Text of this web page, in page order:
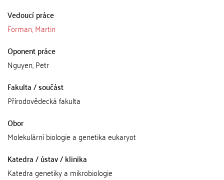
Vedoucí práce
Forman, Martin
Oponent práce
Nguyen, Petr
Fakulta / součást
Přírodovědecká fakulta
Obor
Molekulární biologie a genetika eukaryot
Katedra / ústav / klinika
Katedra genetiky a mikrobiologie